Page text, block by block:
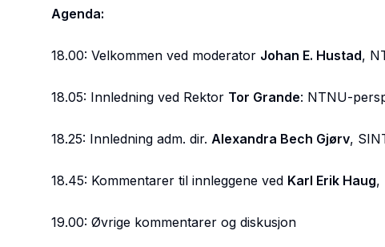
Agenda:
18.00: Velkommen ved moderator Johan E. Hustad,
18.05: Innledning ved Rektor Tor Grande: NTNU-
18.25: Innledning adm. dir. Alexandra Bech Gjørv,
18.45: Kommentarer til innleggene ved Karl Erik Haug,
19.00: Øvrige kommentarer og diskusjon